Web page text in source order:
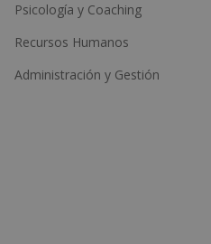
Psicología y Coaching
Recursos Humanos
Administración y Gestión